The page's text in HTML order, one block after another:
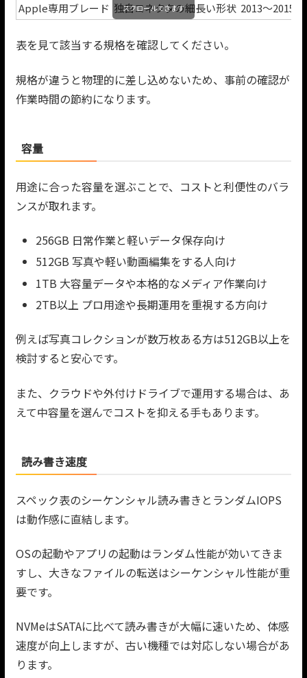
Apple専用ブレード 独自コネクタの細長い形状 2013〜2015
スクロールできます
表を見て該当する規格を確認してください。
規格が違うと物理的に差し込めないため、事前の確認が
作業時間の節約になります。
容量
用途に合った容量を選ぶことで、コストと利便性のバラ
ンスが取れます。
256GB 日常作業と軽いデータ保存向け
512GB 写真や軽い動画編集をする人向け
1TB 大容量データや本格的なメディア作業向け
2TB以上 プロ用途や長期運用を重視する方向け
例えば写真コレクションが数万枚ある方は512GB以上を
検討すると安心です。
また、クラウドや外付けドライブで運用する場合は、あ
えて中容量を選んでコストを抑える手もあります。
読み書き速度
スペック表のシーケンシャル読み書きとランダムIOPS
は動作感に直結します。
OSの起動やアプリの起動はランダム性能が効いてきま
すし、大きなファイルの転送はシーケンシャル性能が重
要です。
NVMeはSATAに比べて読み書きが大幅に速いため、体感
速度が向上しますが、古い機種では対応しない場合があ
ります。